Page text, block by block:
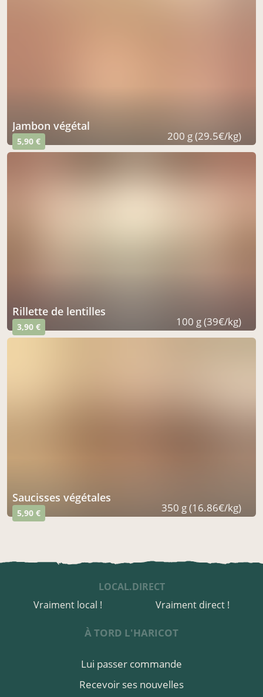
jambon végétal
5,90 € 200 g (29.5€/kg)
rillette de lentilles
3,90 € 100 g (39€/kg)
saucisses végétales
5,90 € 350 g (16.86€/kg)
LOCAL.DIRECT
Vraiment local !
Vraiment direct !
À TORD L'HARICOT
Lui passer commande
Recevoir ses nouvelles